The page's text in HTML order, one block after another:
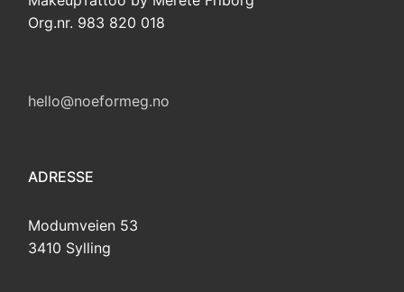
Org.nr. 983 820 018
hello@noeformeg.no
ADRESSE
Modumveien 53
3410 Sylling